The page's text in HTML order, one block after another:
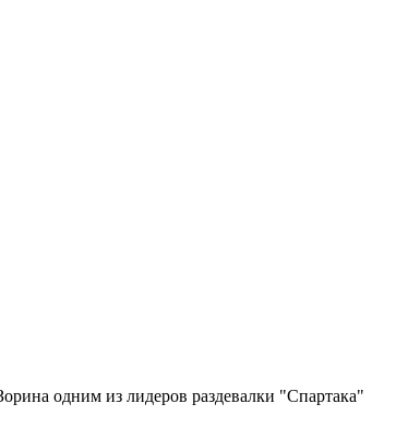
одним из лидеров раздевалки "Спартака"